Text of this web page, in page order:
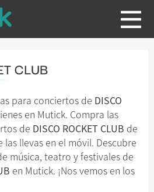
CLUB
para conciertos de DISCO
en Mutick. Compra las
de DISCO ROCKET CLUB de
las llevas en el móvil. Descubre
música, teatro y festivales de
en Mutick. ¡Nos vemos en los